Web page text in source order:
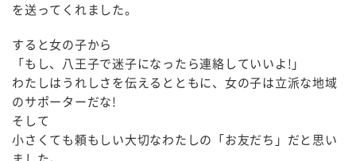
を送ってくれました。
すると女の子から
「もし、八王子で迷子になったら連絡していいよ!」
わたしはうれしさを伝えるとともに、女の子は立派な地域
のサポーターだな!
そして
小さくても頼もしい大切なわたしの「お友だち」だと思い